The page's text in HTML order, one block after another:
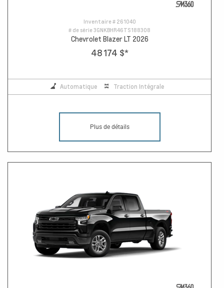
Inventaire # 261040
# de série3GNKBHR46TS188308
Chevrolet Blazer LT 2026
48 174 $*
Automatique Traction Intégrale
Plus de détails